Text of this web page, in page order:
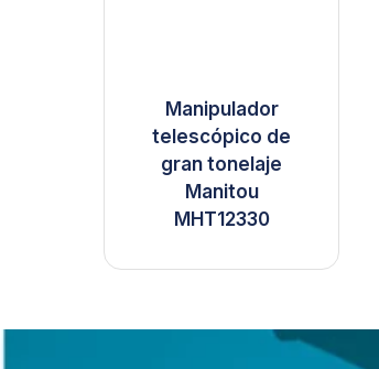
Manipulador
telescópico de
gran tonelaje
Manitou
MHT12330